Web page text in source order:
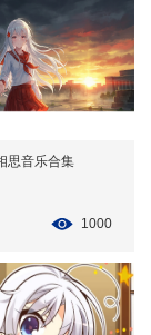
思音乐合集
1000